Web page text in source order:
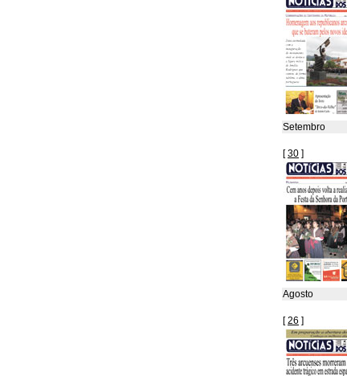
Setembro
[30 ]
Agosto
[26 ]